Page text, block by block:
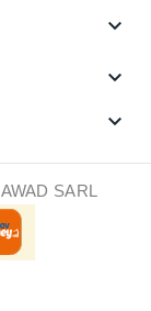



SARL